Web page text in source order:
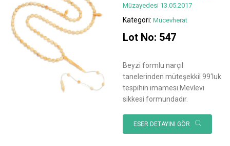
Müzayedesi 13.05.2017
Kategori: Mücevherat
Lot No: 547
Beyzi formlu narçıl
tanelerinden müteşekkil 99‘luk
tespihin imamesi Mevlevi
sikkesi formundadır.
ESER DETAYINI GÖR